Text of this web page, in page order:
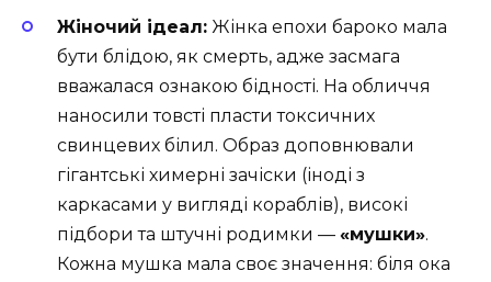
Жіночий ідеал: Жінка епохи бароко мала
бути блідою, як смерть, адже засмага
вважалася ознакою бідності. На обличчя
наносили товсті пласти токсичних
свинцевих білил. Образ доповнювали
гігантські химерні зачіски (іноді з
каркасами у вигляді кораблів), високі
підбори та штучні родимки — «мушки».
Кожна мушка мала своє значення: біля ока